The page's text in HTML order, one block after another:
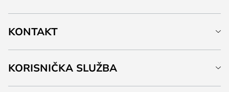
KONTAKT
KORISNIČKA SLUŽBA